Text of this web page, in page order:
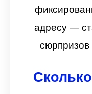
адресу —
сюрпризов